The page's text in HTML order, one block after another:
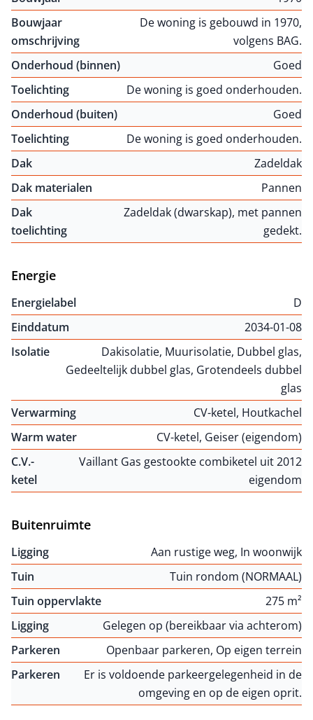
Bouwjaar
omschrijving
De woning is gebouwd in 1970,
volgens BAG.
Onderhoud (binnen)
Goed
Toelichting
De woning is goed onderhouden.
Onderhoud (buiten)
Goed
Toelichting
De woning is goed onderhouden.
Dak
Zadeldak
Dak materialen
Pannen
Dak
toelichting
Zadeldak (dwarskap), met pannen
gedekt.
Energie
Energielabel
D
Einddatum
2034-01-08
Isolatie
Dakisolatie, Muurisolatie, Dubbel glas,
Gedeeltelijk dubbel glas, Grotendeels dubbel
glas
Verwarming
CV-ketel, Houtkachel
Warm water
CV-ketel, Geiser (eigendom)
C.V.-
ketel
Vaillant Gas gestookte combiketel uit 2012
eigendom
Buitenruimte
Ligging
Aan rustige weg, In woonwijk
Tuin
Tuin rondom (NORMAAL)
Tuin oppervlakte
275 m²
Ligging
Gelegen op (bereikbaar via achterom)
Parkeren
Openbaar parkeren, Op eigen terrein
Parkeren
Er is voldoende parkeergelegenheid in de
omgeving en op de eigen oprit.